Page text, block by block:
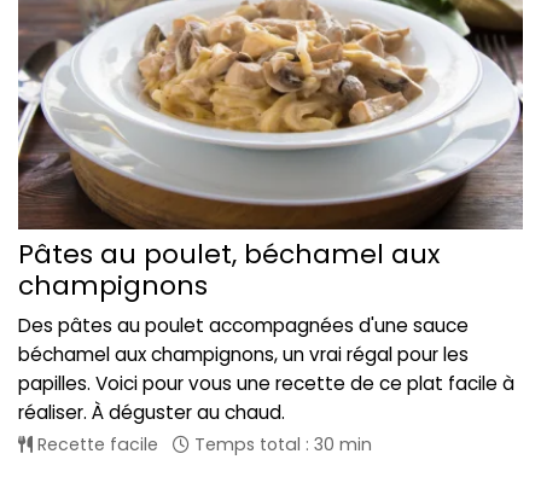
Pâtes au poulet, béchamel aux
champignons
Des pâtes au poulet accompagnées d'une sauce
béchamel aux champignons, un vrai régal pour les
papilles. Voici pour vous une recette de ce plat facile à
réaliser. À déguster au chaud.
Recette facile Temps total : 30 min